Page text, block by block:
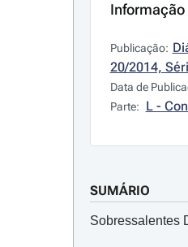
Publicação:
20/2014,
Data de
Parte: L -
SUMÁRIO
Sobressalentes